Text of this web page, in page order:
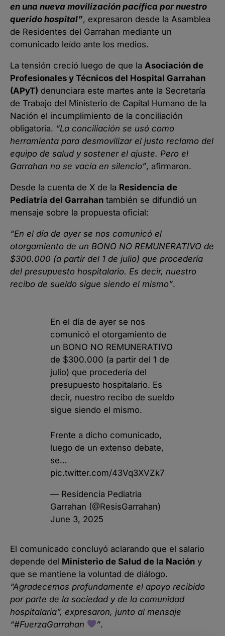
en una nueva movilización pacífica por nuestro
querido hospital”, expresaron desde la Asamblea
de Residentes del Garrahan mediante un
comunicado leído ante los medios.
La tensión creció luego de que la Asociación de
Profesionales y Técnicos del Hospital Garrahan
(APyT) denunciara este martes ante la Secretaría
de Trabajo del Ministerio de Capital Humano de la
Nación el incumplimiento de la conciliación
obligatoria. “La conciliación se usó como
herramienta para desmovilizar el justo reclamo del
equipo de salud y sostener el ajuste. Pero el
Garrahan no se vacía en silencio”, afirmaron.
Desde la cuenta de X de la Residencia de
Pediatría del Garrahan también se difundió un
mensaje sobre la propuesta oficial:
“En el día de ayer se nos comunicó el
otorgamiento de un BONO NO REMUNERATIVO de
$300.000 (a partir del 1 de julio) que procedería
del presupuesto hospitalario. Es decir, nuestro
recibo de sueldo sigue siendo el mismo”.
En el día de ayer se nos
comunicó el otorgamiento de
un BONO NO REMUNERATIVO
de $300.000 (a partir del 1 de
julio) que procedería del
presupuesto hospitalario. Es
decir, nuestro recibo de sueldo
sigue siendo el mismo.
Frente a dicho comunicado,
luego de un extenso debate,
se…
pic.twitter.com/43Vq3XVZk7
— Residencia Pediatria
Garrahan (@ResisGarrahan)
June 3, 2025
El comunicado concluyó aclarando que el salario
depende del Ministerio de Salud de la Nación y
que se mantiene la voluntad de diálogo.
“Agradecemos profundamente el apoyo recibido
por parte de la sociedad y de la comunidad
hospitalaria”, expresaron, junto al mensaje
“#FuerzaGarrahan
”.